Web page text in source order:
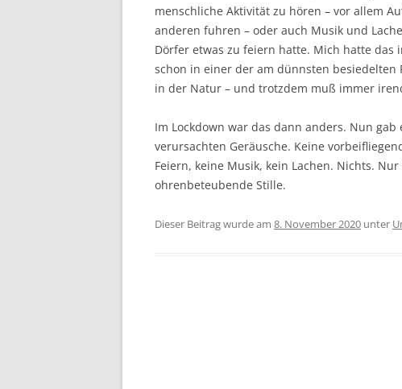
menschliche Aktivität zu hören – vor allem
anderen fuhren – oder auch Musik und
Dörfer etwas zu feiern hatte. Mich hatte
schon in einer der am dünnsten
in der Natur – und trotzdem muß immer
Im Lockdown war das dann anders. Nun
verursachten Geräusche. Keine
Feiern, keine Musik, kein Lachen. Nichts.
ohrenbeteubende Stille.
Dieser Beitrag wurde am 8. November 2020 unter